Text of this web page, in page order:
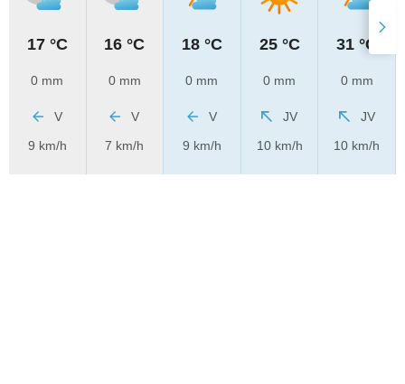
17 °C
0 mm
V
9 km/h
16 °C
0 mm
V
7 km/h
18 °C
0 mm
V
9 km/h
25 °C
0 mm
JV
10 km/h
31 °C
0 mm
JV
10 km/h